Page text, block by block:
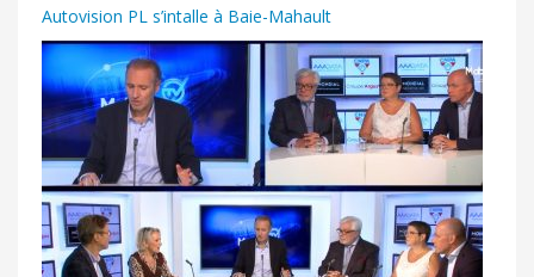
Autovision PL s’intalle à Baie-Mahault